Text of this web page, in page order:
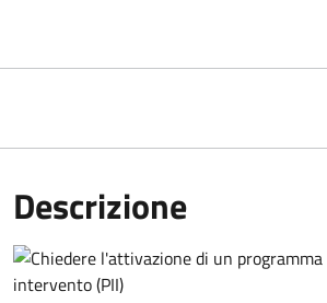
Descrizione